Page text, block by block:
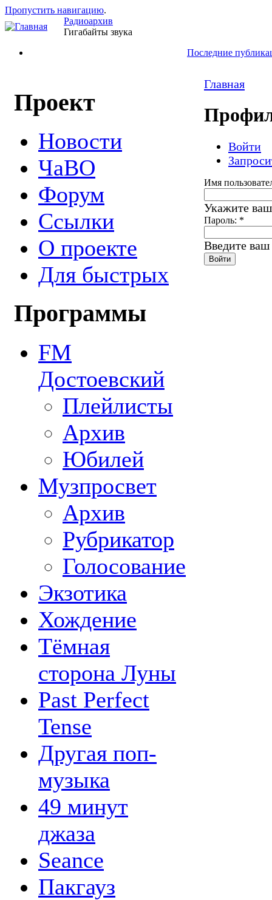
Пропустить навигацию.
Радиоархив
Гигабайты звука
Последние
Проект
Новости
ЧаВО
Форум
Ссылки
О проекте
Для быстрых
Программы
FM
Достоевский
Плейлисты
Архив
Юбилей
Музпросвет
Архив
Рубрикатор
Голосование
Экзотика
Хождение
Тёмная
сторона Луны
Past Perfect
Tense
Другая поп-
музыка
49 минут
джаза
Seance
Пакгауз
Главная
Войти
Имя
Укажите
Пароль: *
Введите ваш